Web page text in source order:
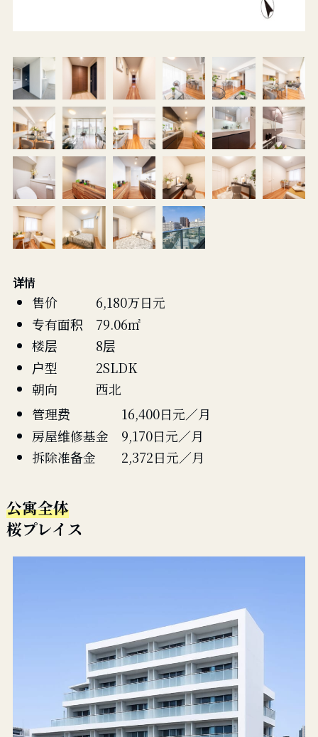
详情
售价 6,180万日元
专有面积 79.06㎡
楼层 8层
户型 2SLDK
朝向 西北
管理费 16,400日元／月
房屋维修基金 9,170日元／月
拆除准备金 2,372日元／月
公寓全体
桜プレイス